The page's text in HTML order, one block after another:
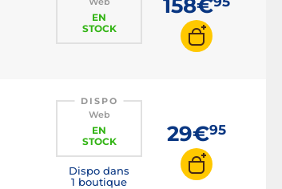
EN
STOCK
158€
DISPO
Web
EN
STOCK
Dispo dans
1 boutique
29€95